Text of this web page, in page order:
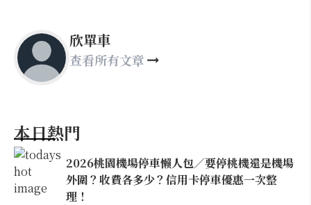
欣單車
查看所有文章
本日熱門
2026桃園機場停車懶人包／要停桃機還是機場
外圍？收費各多少？信用卡停車優惠一次整
理！